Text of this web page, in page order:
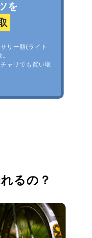
を
リー類(ライト
ャリでも買い取
るの？